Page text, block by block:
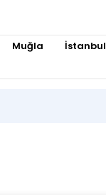
Muğla İstanbul